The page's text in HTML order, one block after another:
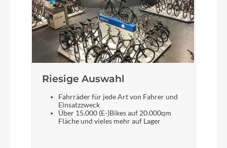
Farbe
Pearl White Satin
Motor
Pinion E1.9 MGU
Rücklicht
Riesige Auswahl
Fahrräder für jede Art von Fahrer und
Einsatzzweck
Über 15.000 (E-)Bikes auf 20.000qm
Fläche und vieles mehr auf Lager